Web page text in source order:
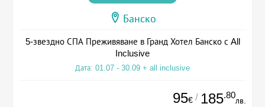
Банско
5-звездно СПА Преживяване в Гранд Хотел Банско с All
Inclusive
Дата: 01.07 - 30.09 + all inclusive
95€ / 185.80
лв.